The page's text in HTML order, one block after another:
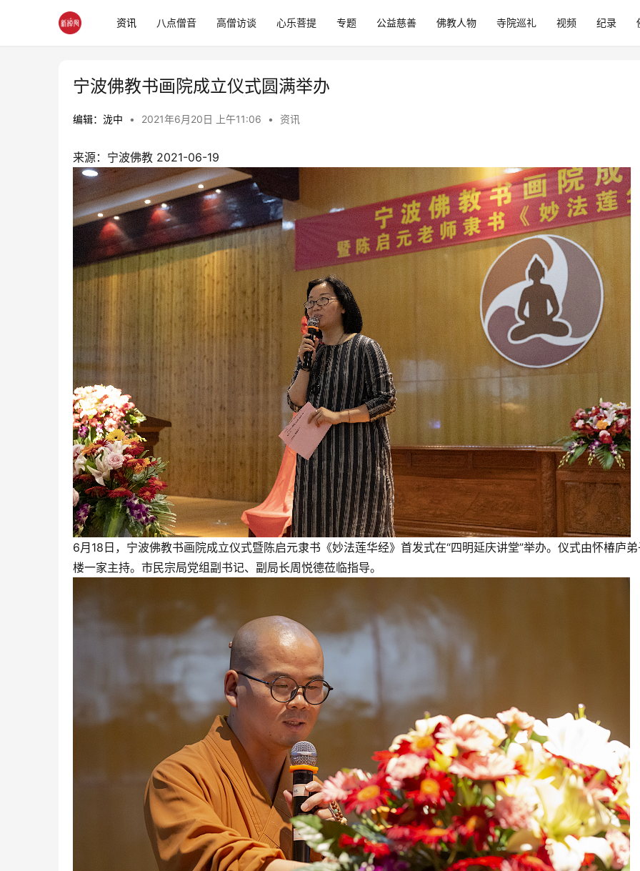
资讯 八点僧音 高僧访谈 心乐菩提 专题 公益慈善 佛教人物 寺院巡礼 视频 纪录
宁波佛教书画院成立仪式圆满举办
编辑：泷中 • 2021年6月20日 上午11:06 • 资讯
来源：宁波佛教 2021-06-19
6月18日，宁波佛教书画院成立仪式暨陈启元隶书《妙法莲华经》首发式在“四明延庆讲堂”举办。仪式由怀椿庐
楼一家主持。市民宗局党组副书记、副局长周悦德莅临指导。